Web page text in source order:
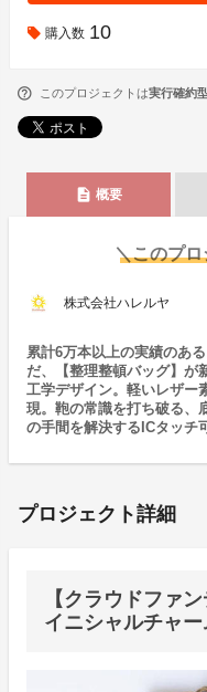
購入数 10
このプロジェクトは実行確約
description 概要
＼このプ
株式会社ハレルヤ
累計6万本以上の実績のあ
だ、【整理整頓バッグ】が
工学デザイン。軽いレザー
現。鞄の常識を打ち破る、
の手間を解決するICタッチ
プロジェクト詳細
【クラウドファ
イニシャルチャー